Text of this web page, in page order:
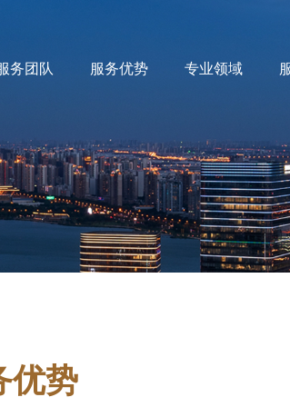
务团队 服务优势 专业领域
优势